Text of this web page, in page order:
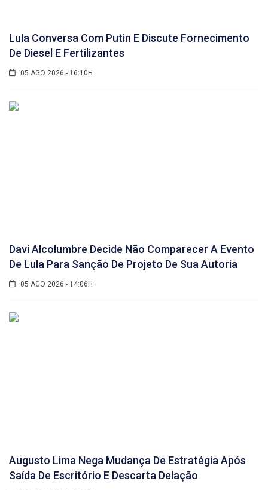
Lula Conversa Com Putin E Discute Fornecimento
De Diesel E Fertilizantes
05 AGO 2026 - 16:10H
Davi Alcolumbre Decide Não Comparecer A Evento
De Lula Para Sanção De Projeto De Sua Autoria
05 AGO 2026 - 14:06H
Augusto Lima Nega Mudança De Estratégia Após
Saída De Escritório E Descarta Delação